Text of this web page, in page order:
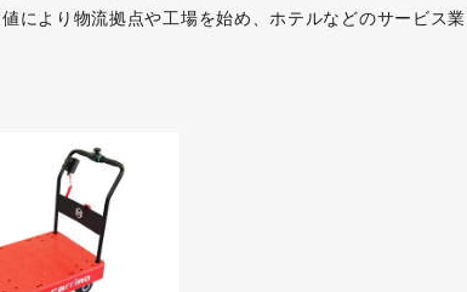
により物流拠点や工場を始め、ホテルなどのサービス業